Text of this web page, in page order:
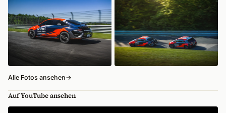
Alle Fotos ansehen→
Auf YouTube ansehen